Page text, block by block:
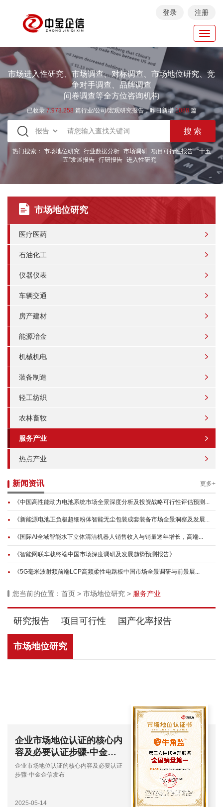
登录 注册
市场进入性研究、市场调查、对标调查、市场地位研究、竞
争对手调查、品牌调查
问卷调查等全方位咨询机构
已收录 7.973.258 篇行业/公司/宏观研究报告，昨日新增1088篇
热门搜索： 市场地位研究 行业数据分析 市场调研 项目可行性报告 “十五
五”发展报告 行研报告 进入性研究
市场地位研究
医疗医药
石油化工
仪器仪表
车辆交通
房产建材
能源冶金
机械机电
装备制造
轻工纺织
农林畜牧
服务产业
热点产业
新闻资讯 更多+
《中国高性能动力电池系统市场全景深度分析及投资战略可行性评估预测...
《新能源电池正负极超细粉体智能无尘包装成套装备市场全景洞察及发展...
《国际AI全域智能水下立体清洁机器人销售收入与销量逐年增长，高端...
《智能网联车载终端中国市场深度调研及发展趋势预测报告》
《5G毫米波射频前端LCP高频柔性电路板中国市场全景调研与前景展...
您当前的位置： 首页 > 市场地位研究 > 服务产业
研究报告 项目可行性 国产化率报告
市场地位研究
企业市场地位认证的核心内
容及必要认证步骤-中金企
信发布
企业市场地位认证的核心内容及必要认证
步骤-中金企信发布
2025-05-14